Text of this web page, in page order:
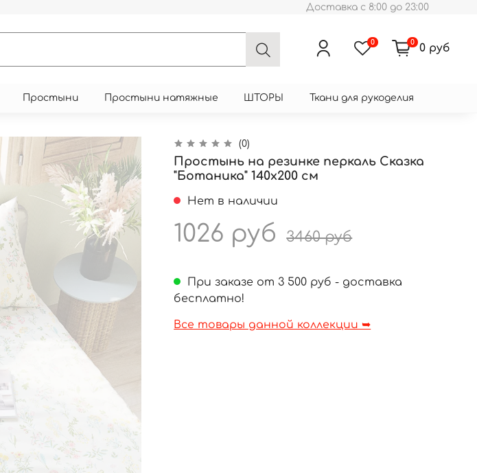
Доставка с 8:00 до 23:00
0 0 0 руб
Простыни Простыни натяжные ШТОРЫ Ткани для рукоделия
(0)
Простынь на резинке перкаль Сказка
"Ботаника" 140x200 см
Нет в наличии
1026 руб 3460 руб
При заказе от 3 500 руб - доставка
бесплатно!
Все товары данной коллекции ➥